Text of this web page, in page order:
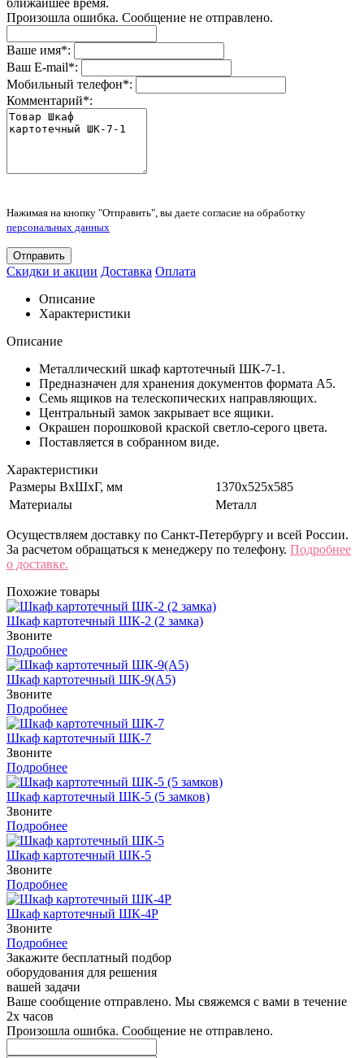
Произошла ошибка. Сообщение не отправлено.
Ваше имя*:
Ваш E-mail*:
Мобильный телефон*:
Комментарий*:
Нажимая на кнопку "Отправить", вы даете согласие на обработку
персональных данных
Отправить
Скидки и акции Доставка Оплата
Описание
Характеристики
Описание
Металлический шкаф картотечный ШК-7-1.
Предназначен для хранения документов формата А5.
Семь ящиков на телескопических направляющих.
Центральный замок закрывает все ящики.
Окрашен порошковой краской светло-серого цвета.
Поставляется в собранном виде.
Характеристики
Размеры ВхШхГ, мм
1370x525x585
Материалы
Металл
Осуществляем доставку по Санкт-Петербургу и всей России.
За расчетом обращаться к менеджеру по телефону. Подробнее
о доставке.
Похожие товары
Шкаф картотечный ШК-2 (2 замка)
Звоните
Подробнее
Шкаф картотечный ШК-9(A5)
Звоните
Подробнее
Шкаф картотечный ШК-7
Звоните
Подробнее
Шкаф картотечный ШК-5 (5 замков)
Звоните
Подробнее
Шкаф картотечный ШК-5
Звоните
Подробнее
Шкаф картотечный ШК-4Р
Звоните
Подробнее
Закажите бесплатный подбор
оборудования для решения
вашей задачи
Ваше сообщение отправлено. Мы свяжемся с вами в течение
2х часов
Произошла ошибка. Сообщение не отправлено.